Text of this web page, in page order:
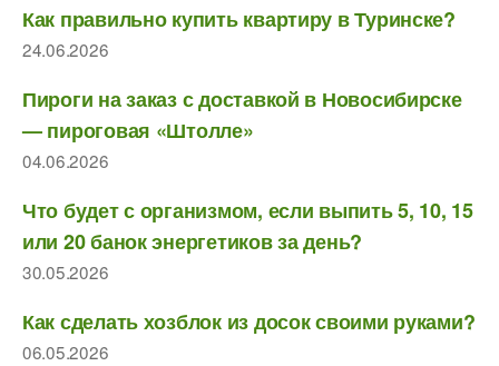
Как правильно купить квартиру в Туринске?
24.06.2026
Пироги на заказ с доставкой в Новосибирске
— пироговая «Штолле»
04.06.2026
Что будет с организмом, если выпить 5, 10, 15
или 20 банок энергетиков за день?
30.05.2026
Как сделать хозблок из досок своими руками?
06.05.2026